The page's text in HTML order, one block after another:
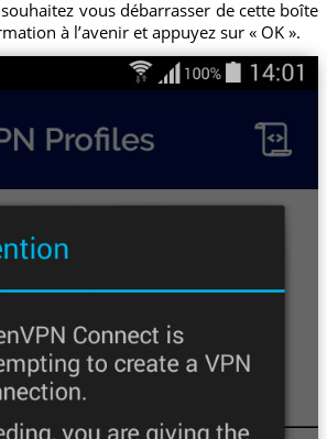
vous débarrasser de cette boîte
à l’avenir et appuyez sur « OK ».